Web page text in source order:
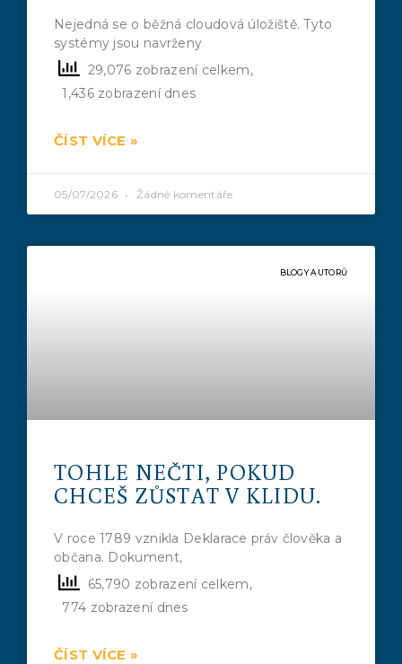
Nejedná se o běžná cloudová úložiště. Tyto
systémy jsou navrženy
29,076 zobrazení celkem,
1,436 zobrazení dnes
ČÍST VÍCE »
05/07/2026 Žádné komentáře
BLOGY AUTORŮ
TOHLE NEČTI, POKUD
CHCEŠ ZŮSTAT V KLIDU.
V roce 1789 vznikla Deklarace práv člověka a
občana. Dokument,
65,790 zobrazení celkem,
774 zobrazení dnes
ČÍST VÍCE »